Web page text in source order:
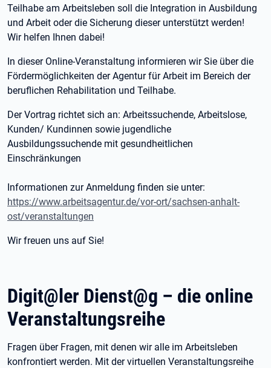
Teilhabe am Arbeitsleben soll die Integration in Ausbildung
und Arbeit oder die Sicherung dieser unterstützt werden!
Wir helfen Ihnen dabei!
In dieser Online-Veranstaltung informieren wir Sie über die
Fördermöglichkeiten der Agentur für Arbeit im Bereich der
beruflichen Rehabilitation und Teilhabe.
Der Vortrag richtet sich an: Arbeitssuchende, Arbeitslose,
Kunden/ Kundinnen sowie jugendliche
Ausbildungssuchende mit gesundheitlichen
Einschränkungen
Informationen zur Anmeldung finden sie unter:
https://www.arbeitsagentur.de/vor-ort/sachsen-anhalt-
ost/veranstaltungen
Wir freuen uns auf Sie!
Digit@ler Dienst@g – die online
Veranstaltungsreihe
Fragen über Fragen, mit denen wir alle im Arbeitsleben
konfrontiert werden. Mit der virtuellen Veranstaltungsreihe